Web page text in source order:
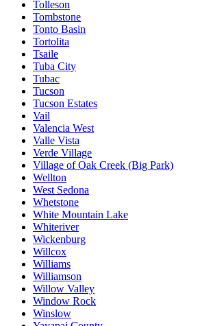
Tolleson
Tombstone
Tonto Basin
Tortolita
Tsaile
Tuba City
Tubac
Tucson
Tucson Estates
Vail
Valencia West
Valle Vista
Verde Village
Village of Oak Creek (Big Park)
Wellton
West Sedona
Whetstone
White Mountain Lake
Whiteriver
Wickenburg
Willcox
Williams
Williamson
Willow Valley
Window Rock
Winslow